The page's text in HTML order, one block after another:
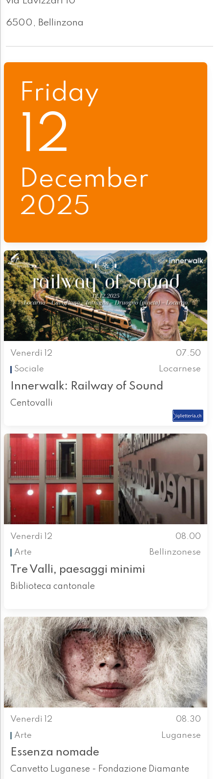
6500, Bellinzona
Friday
12
December
2025
Venerdì 12
07.50
Sociale
Locarnese
Innerwalk: Railway of Sound
Centovalli
Venerdì 12
08.00
Arte
Bellinzonese
Tre Valli, paesaggi minimi
Biblioteca cantonale
Venerdì 12
08.30
Arte
Luganese
Essenza nomade
Canvetto Luganese - Fondazione Diamante